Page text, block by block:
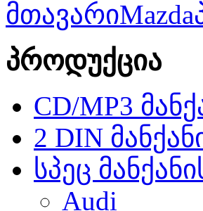
მთავარიMazda
პროდუქცია
CD/MP3
2 DIN
სპეც
Audi